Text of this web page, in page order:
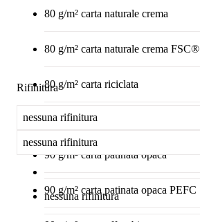
80 g/m² carta naturale crema
80 g/m² carta naturale crema FSC®
80 g/m² carta riciclata
80 g/m² carta riciclata FSC®
90 g/m² carta patinata opaca
90 g/m² carta patinata opaca PEFC
Rifinitura
nessuna rifinitura
nessuna rifinitura
nessuna rifinitura